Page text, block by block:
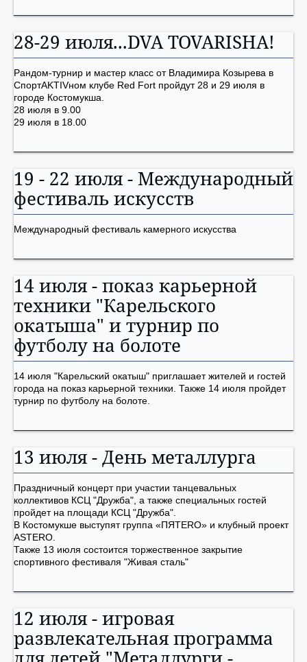
28-29 июля...DVA TOVARISHA!
Рандом-турнир и мастер класс от Владимира Козырева в
СпортAKTIVном клубе Red Fort пройдут 28 и 29 июля в
городе Костомукша.
28 июля в 9.00
29 июля в 18.00
19 - 22 июля - Международный
фестиваль искусств
Международный фестиваль камерного искусства
14 июля - показ карьерной
техники "Карельского
окатыша" и турнир по
футболу на болоте
14 июля "Карельский окатыш" приглашает жителей и гостей
города на показ карьерной техники. Также 14 июля пройдет
турнир по футболу на болоте.
13 июля - День металлурга
Праздничный концерт при участии танцевальных
коллективов КСЦ "Дружба", а также специальных гостей
пройдет на площади КСЦ "Дружба".
В Костомукше выступят группа «ПЯТЕRО» и клубный проект
ASTERO.
Также 13 июля состоится торжественное закрытие
спортивного фестиваля "Живая сталь"
12 июля - игровая
развлекательная программа